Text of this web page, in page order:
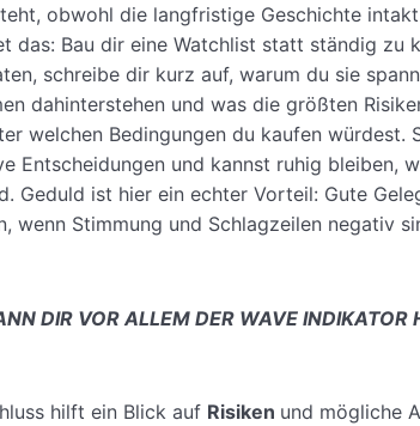
obwohl die langfristige Geschichte
das: Bau dir eine Watchlist statt ständig zu
schreibe dir kurz auf, warum du sie
dahinterstehen und was die größten
welchen Bedingungen du kaufen würdest.
Entscheidungen und kannst ruhig bleiben,
Geduld ist hier ein echter Vorteil: Gute
wenn Stimmung und Schlagzeilen negativ
DIR VOR ALLEM DER WAVE INDIKATOR
hilft ein Blick auf Risiken und mögliche